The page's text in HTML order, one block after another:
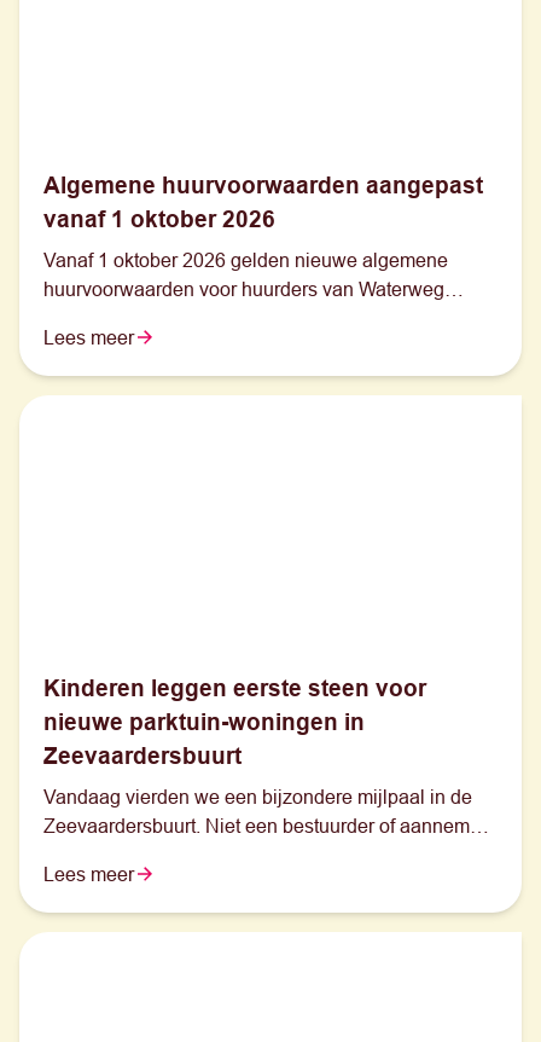
Algemene huurvoorwaarden aangepast
vanaf 1 oktober 2026
Vanaf 1 oktober 2026 gelden nieuwe algemene
huurvoorwaarden voor huurders van Waterweg
Lees meer
Kinderen leggen eerste steen voor
nieuwe parktuin-woningen in
Zeevaardersbuurt
Vandaag vierden we een bijzondere mijlpaal in de
Zeevaardersbuurt. Niet een bestuurder of aannemer,
symbolisch de eerste steen voor onze nieuwe
parktuin-woningen. Juist zij staan voor de toekomst
Lees meer